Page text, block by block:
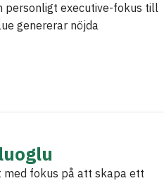
personligt executive-fokus till
genererar nöjda
fokus på att skapa ett